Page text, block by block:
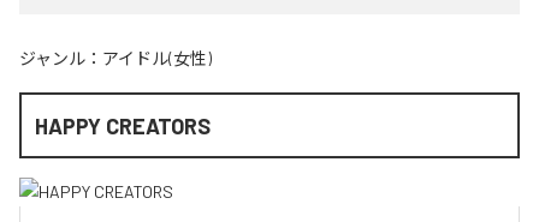
ジャンル： アイドル(女性)
HAPPY CREATORS